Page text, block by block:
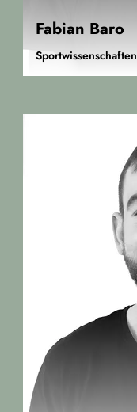
Fabian Baro
Sportwissenschaften